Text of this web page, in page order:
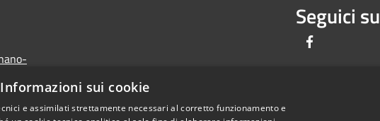
Seguici su
Informazioni sui cookie
e assimilati strettamente necessari al corretto funzionamento e